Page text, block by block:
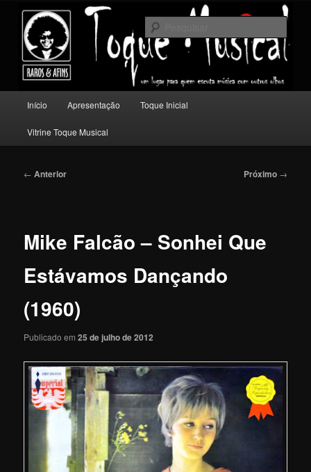
conteúdo
principalToque Musical
Um lugar para quem escuta música com outros olhos.
principal
Início Apresentação Toque Inicial
Vitrine Toque Musical
Navegação
← Anterior Próximo →
Mike Falcão – Sonhei Que
Estávamos Dançando
(1960)
Publicado em25 de julho de 2012